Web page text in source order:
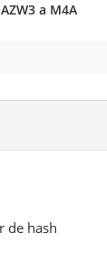
AZW3 a M4A
de hash